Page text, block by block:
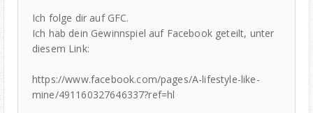
Ich folge dir auf GFC.
Ich hab dein Gewinnspiel auf Facebook geteilt, unter
diesem Link:
https://www.facebook.com/pages/A-lifestyle-like-
mine/491160327646337?ref=hl